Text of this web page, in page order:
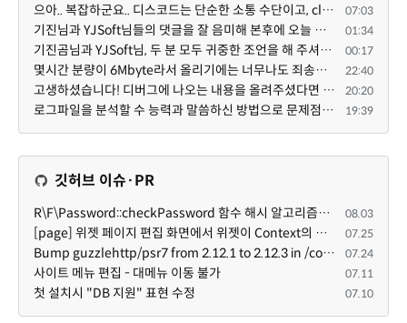
으아.. 복잡하군요.. 디스코드는 단순한 소통 수단이고, claude와 codex를 엮어서 author / reviewer를 나누... 07:03
기진님과 YJSoft님들의 댓글을 잘 음미해 본후에 오늘 이시간부터 저를 도와 주는 챗지피티와 저는 /XE 에 ... 01:34
기진곰님과 YJSoft님, 두 분 모두 귀중한 조언을 해 주셔서 진심으로 감사드립니다. 두 분의 답변을 여러 번... 00:17
몇시간 분량이 6Mbyte라서 올리기에는 너무나도 죄송스럽기에 재미나이에게 의뢰했습니다. 22:40
고생하셨습니다! 디버그에 나오는 내용을 올려주셨다면 도움을 드릴 수 있었을지도 모르지만, 아무래도 댓글... 20:20
로그파일을 분석할 수 능력과 말씀하신 방법으로 문제점을 찾아도 ... 이게 뭔말인지 이해할 수 없는 상황이... 19:39
깃허브 이슈·PR
R\F\Password::checkPassword 함수 해시 알고리즘을 암시적으로 호출하는 경우 Argon2id 해시 비교 실패 08.03
[page] 위젯 페이지 편집 화면에서 위젯이 Context의 module_info를 덮어쓰면 저장이 ERR_ACT_IS_NOT_STANDALONE으로 실패 07.25
Bump guzzlehttp/psr7 from 2.12.1 to 2.12.3 in /common 07.24
사이트 메뉴 편집 - 대메뉴 이동 불가 07.11
첫 설치시 "DB 지원" 표현 수정 07.10